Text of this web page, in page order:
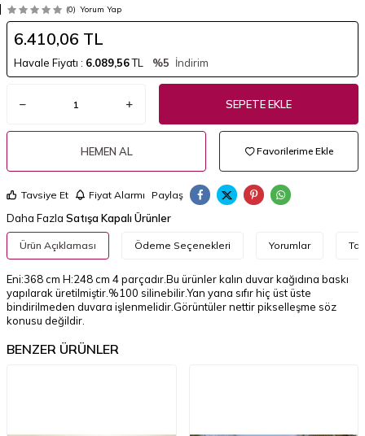
(0) Yorum Yap
6.410,06 TL
Havale Fiyatı : 6.089,56TL %5 İndirim
SEPETE EKLE
HEMEN AL Favorilerime Ekle
Tavsiye Et Fiyat Alarmı Paylaş
Daha Fazla Satışa Kapalı Ürünler
Ürün Açıklaması Ödeme Seçenekleri Yorumlar
Eni:368 cm H:248 cm 4 parçadır.Bu ürünler kalın duvar kağıdına baskı
yapılarak üretilmiştir.%100 silinebilir.Yan yana sıfır hiç üst üste
bindirilmeden duvara işlenmelidir.Görüntüler nettir pikselleşme söz
konusu değildir.
BENZER ÜRÜNLER